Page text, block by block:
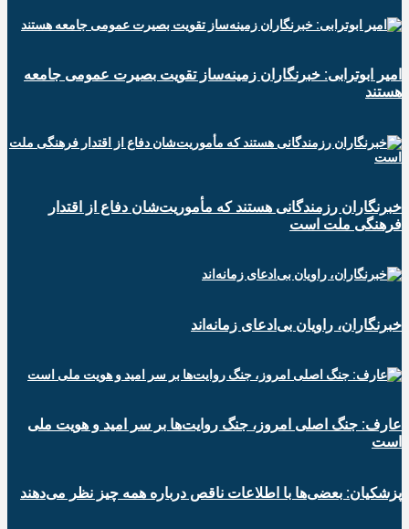
امیر ابوترابی: خبرنگاران زمینه‌ساز تقویت بصیرت عمومی جامعه
هستند
خبرنگاران رزمندگانی هستند که مأموریت‌شان دفاع از اقتدار
فرهنگی ملت است
خبرنگاران، راویان بی‌ادعای زمانه‌اند
عارف: جنگ اصلی امروز، جنگ روایت‌ها بر سر امید و هویت ملی
است
پزشکیان: بعضی‌ها با اطلاعات ناقص درباره همه چیز نظر می‌دهند